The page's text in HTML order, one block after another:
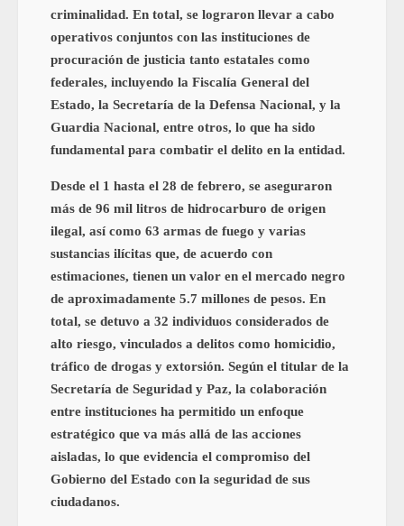
criminalidad. En total, se lograron llevar a cabo
operativos conjuntos con las instituciones de
procuración de justicia tanto estatales como
federales, incluyendo la Fiscalía General del
Estado, la Secretaría de la Defensa Nacional, y la
Guardia Nacional, entre otros, lo que ha sido
fundamental para combatir el delito en la entidad.
Desde el 1 hasta el 28 de febrero, se aseguraron
más de 96 mil litros de hidrocarburo de origen
ilegal, así como 63 armas de fuego y varias
sustancias ilícitas que, de acuerdo con
estimaciones, tienen un valor en el mercado negro
de aproximadamente 5.7 millones de pesos. En
total, se detuvo a 32 individuos considerados de
alto riesgo, vinculados a delitos como homicidio,
tráfico de drogas y extorsión. Según el titular de la
Secretaría de Seguridad y Paz, la colaboración
entre instituciones ha permitido un enfoque
estratégico que va más allá de las acciones
aisladas, lo que evidencia el compromiso del
Gobierno del Estado con la seguridad de sus
ciudadanos.